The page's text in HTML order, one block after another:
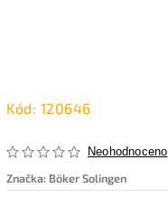
Kód: 120646
Neohodnoceno
Značka: Böker Solingen